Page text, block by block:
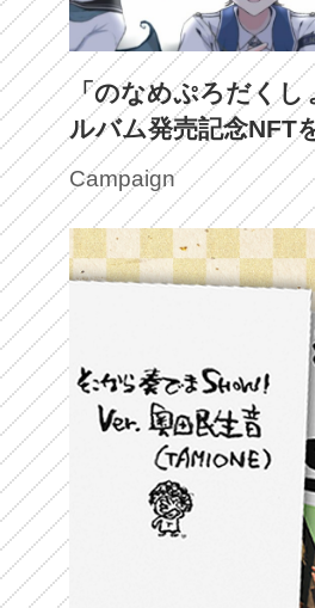
「のなめぷろだく
ルバム発売記念NFT
Campaign